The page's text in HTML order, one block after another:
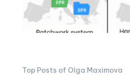
Top Posts of Olga Maximova